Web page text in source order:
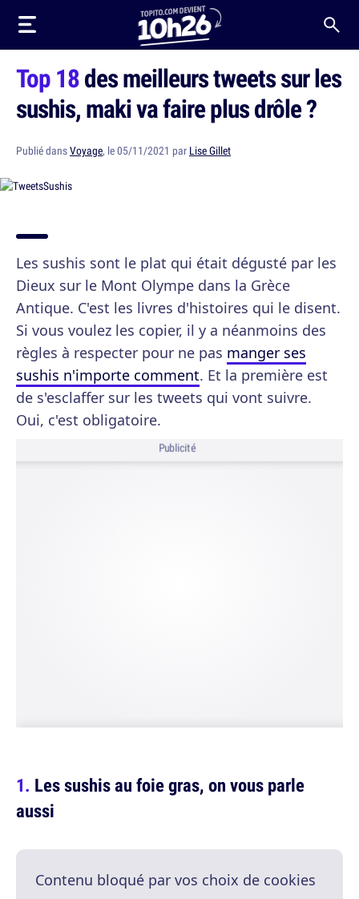
Top 18des meilleurs tweets sur les
sushis, maki va faire plus drôle ?
Publié dansVoyage, le 05/11/2021 par Lise Gillet
Les sushis sont le plat qui était dégusté par les
Dieux sur le Mont Olympe dans la Grèce
Antique. C'est les livres d'histoires qui le disent.
Si vous voulez les copier, il y a néanmoins des
règles à respecter pour ne pas manger ses
sushis n'importe comment. Et la première est
de s'esclaffer sur les tweets qui vont suivre.
Oui, c'est obligatoire.
Publicité
Les sushis au foie gras, on vous parle
aussi
Contenu bloqué par vos choix de cookies